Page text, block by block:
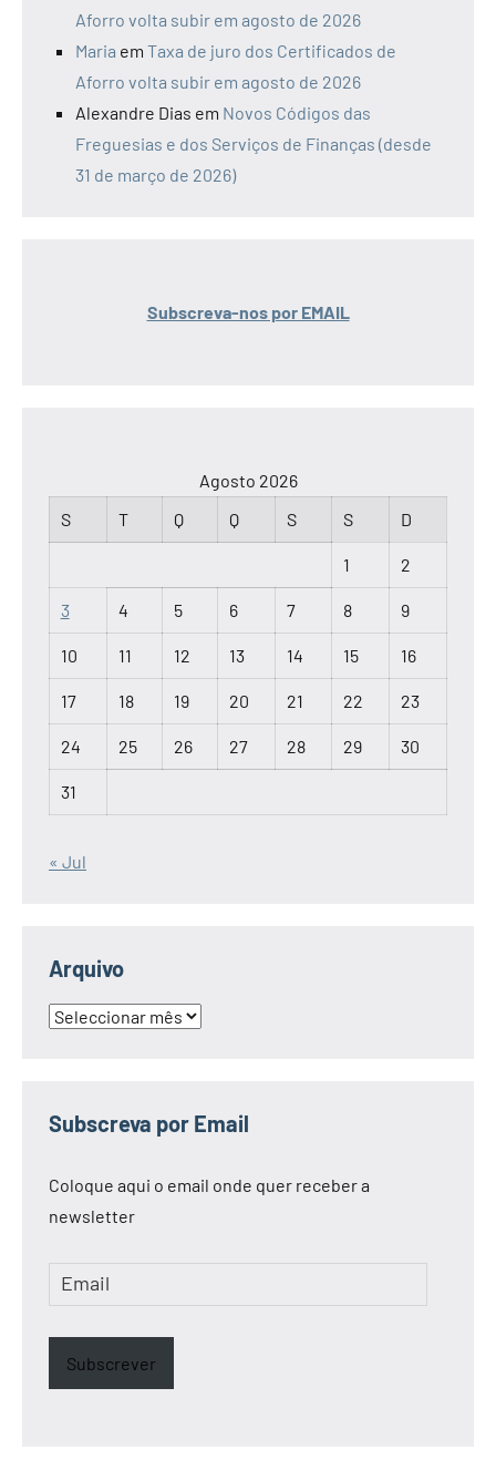
Aforro volta subir em agosto de 2026
Maria em Taxa de juro dos Certificados de
Aforro volta subir em agosto de 2026
Alexandre Dias em Novos Códigos das
Freguesias e dos Serviços de Finanças (desde
31 de março de 2026)
Subscreva-nos por EMAIL
Agosto 2026
S
T Q Q S S D
1 2
3 4 5 6 7 8 9
10 11 12 13 14 15 16
17 18 19 20 21 22 23
24 25 26 27 28 29 30
31
« Jul
Arquivo
Arquivo
Subscreva por Email
Coloque aqui o email onde quer receber a
newsletter
Email
Subscrever